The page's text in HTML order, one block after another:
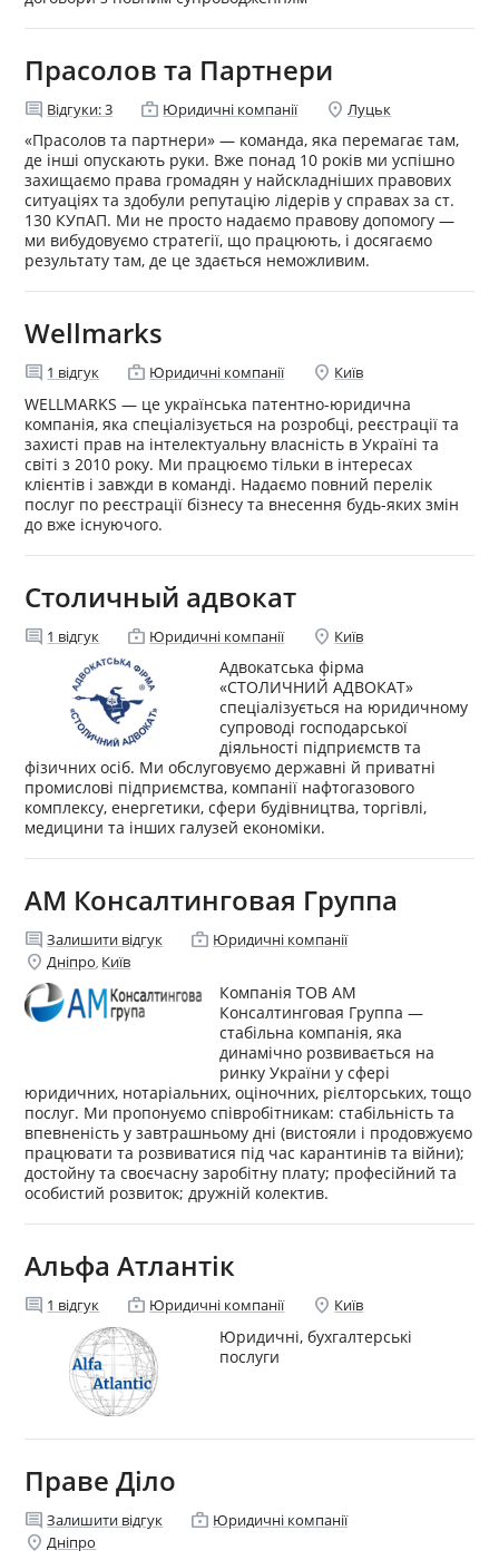
Прасолов та Партнери
comment Відгуки:3 enterprise Юридичні компанії location_on Луцьк
«Прасолов та партнери» — команда, яка перемагає там,
де інші опускають руки. Вже понад 10 років ми успішно
захищаємо права громадян у найскладніших правових
ситуаціях та здобули репутацію лідерів у справах за ст.
130 КУпАП. Ми не просто надаємо правову допомогу —
ми вибудовуємо стратегії, що працюють, і досягаємо
результату там, де це здається неможливим.
Wellmarks
comment 1 відгук enterprise Юридичні компанії location_on Київ
WELLMARKS — це українська патентно-юридична
компанія, яка спеціалізується на розробці, реєстрації та
захисті прав на інтелектуальну власність в Україні та
світі з 2010 року. Ми працюємо тільки в інтересах
клієнтів і завжди в команді. Надаємо повний перелік
послуг по реєстрації бізнесу та внесення будь-яких змін
до вже існуючого.
Столичный адвокат
comment 1 відгук enterprise Юридичні компанії location_on Київ
Адвокатська фірма
«СТОЛИЧНИЙ АДВОКАТ»
спеціалізується на юридичному
супроводі господарської
діяльності підприємств та
фізичних осіб. Ми обслуговуємо державні й приватні
промислові підприємства, компанії нафтогазового
комплексу, енергетики, сфери будівництва, торгівлі,
медицини та інших галузей економіки.
АМ Консалтинговая Группа
comment Залишити відгук enterprise Юридичні компанії
location_on Дніпро, Київ
Компанія ТОВ АМ
Консалтинговая Группа —
стабільна компанія, яка
динамічно розвивається на
ринку України у сфері
юридичних, нотаріальних, оціночних, рієлторських, тощо
послуг. Ми пропонуємо співробітникам: стабільність та
впевненість у завтрашньому дні (вистояли і продовжуємо
працювати та розвиватися під час карантинів та війни);
достойну та своєчасну заробітну плату; професійний та
особистий розвиток; дружній колектив.
Альфа Атлантік
comment 1 відгук enterprise Юридичні компанії location_on Київ
Юридичні, бухгалтерські
послуги
Праве Діло
comment Залишити відгук enterprise Юридичні компанії
location_on Дніпро